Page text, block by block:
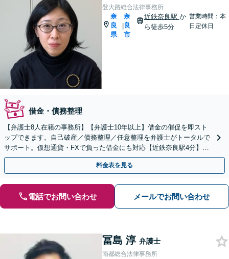
登大路総合法律事務所
奈
良
県
|
奈
良
市
近鉄奈良駅 か
ら徒歩5分
営業時間：本
日定休日
借金・債務整理
【弁護士8人在籍の事務所】【弁護士10年以上】借金の催促を即スト
ップできます。自己破産／債務整理／任意整理を弁護士がトータルで
サポート。仮想通貨・FXで負った借金にも対応【近鉄奈良駅4分】
【夜間・休日の相談可能】【オンライン相談可能】
料金表を見る
電話でお問い合わせ メールでお問い合わせ
冨島 淳 弁護士
南都総合法律事務所